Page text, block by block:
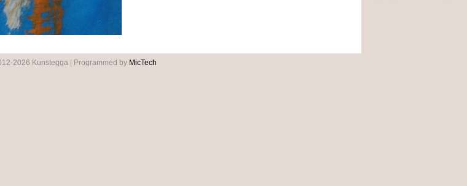
2026 Kunstegga | Programmed by MicTech